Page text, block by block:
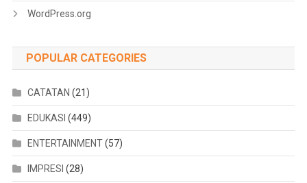
WordPress.org
POPULAR CATEGORIES
CATATAN (21)
EDUKASI (449)
ENTERTAINMENT(57)
IMPRESI (28)